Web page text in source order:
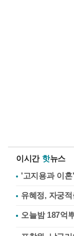
이시간 핫뉴스
'고지용과 이
유혜정, 자궁